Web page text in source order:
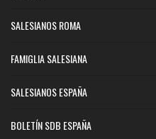
SALESIANOS ROMA
FAMIGLIA SALESIANA
SALESIANOS ESPAÑA
BOLETÍN SDB ESPAÑA